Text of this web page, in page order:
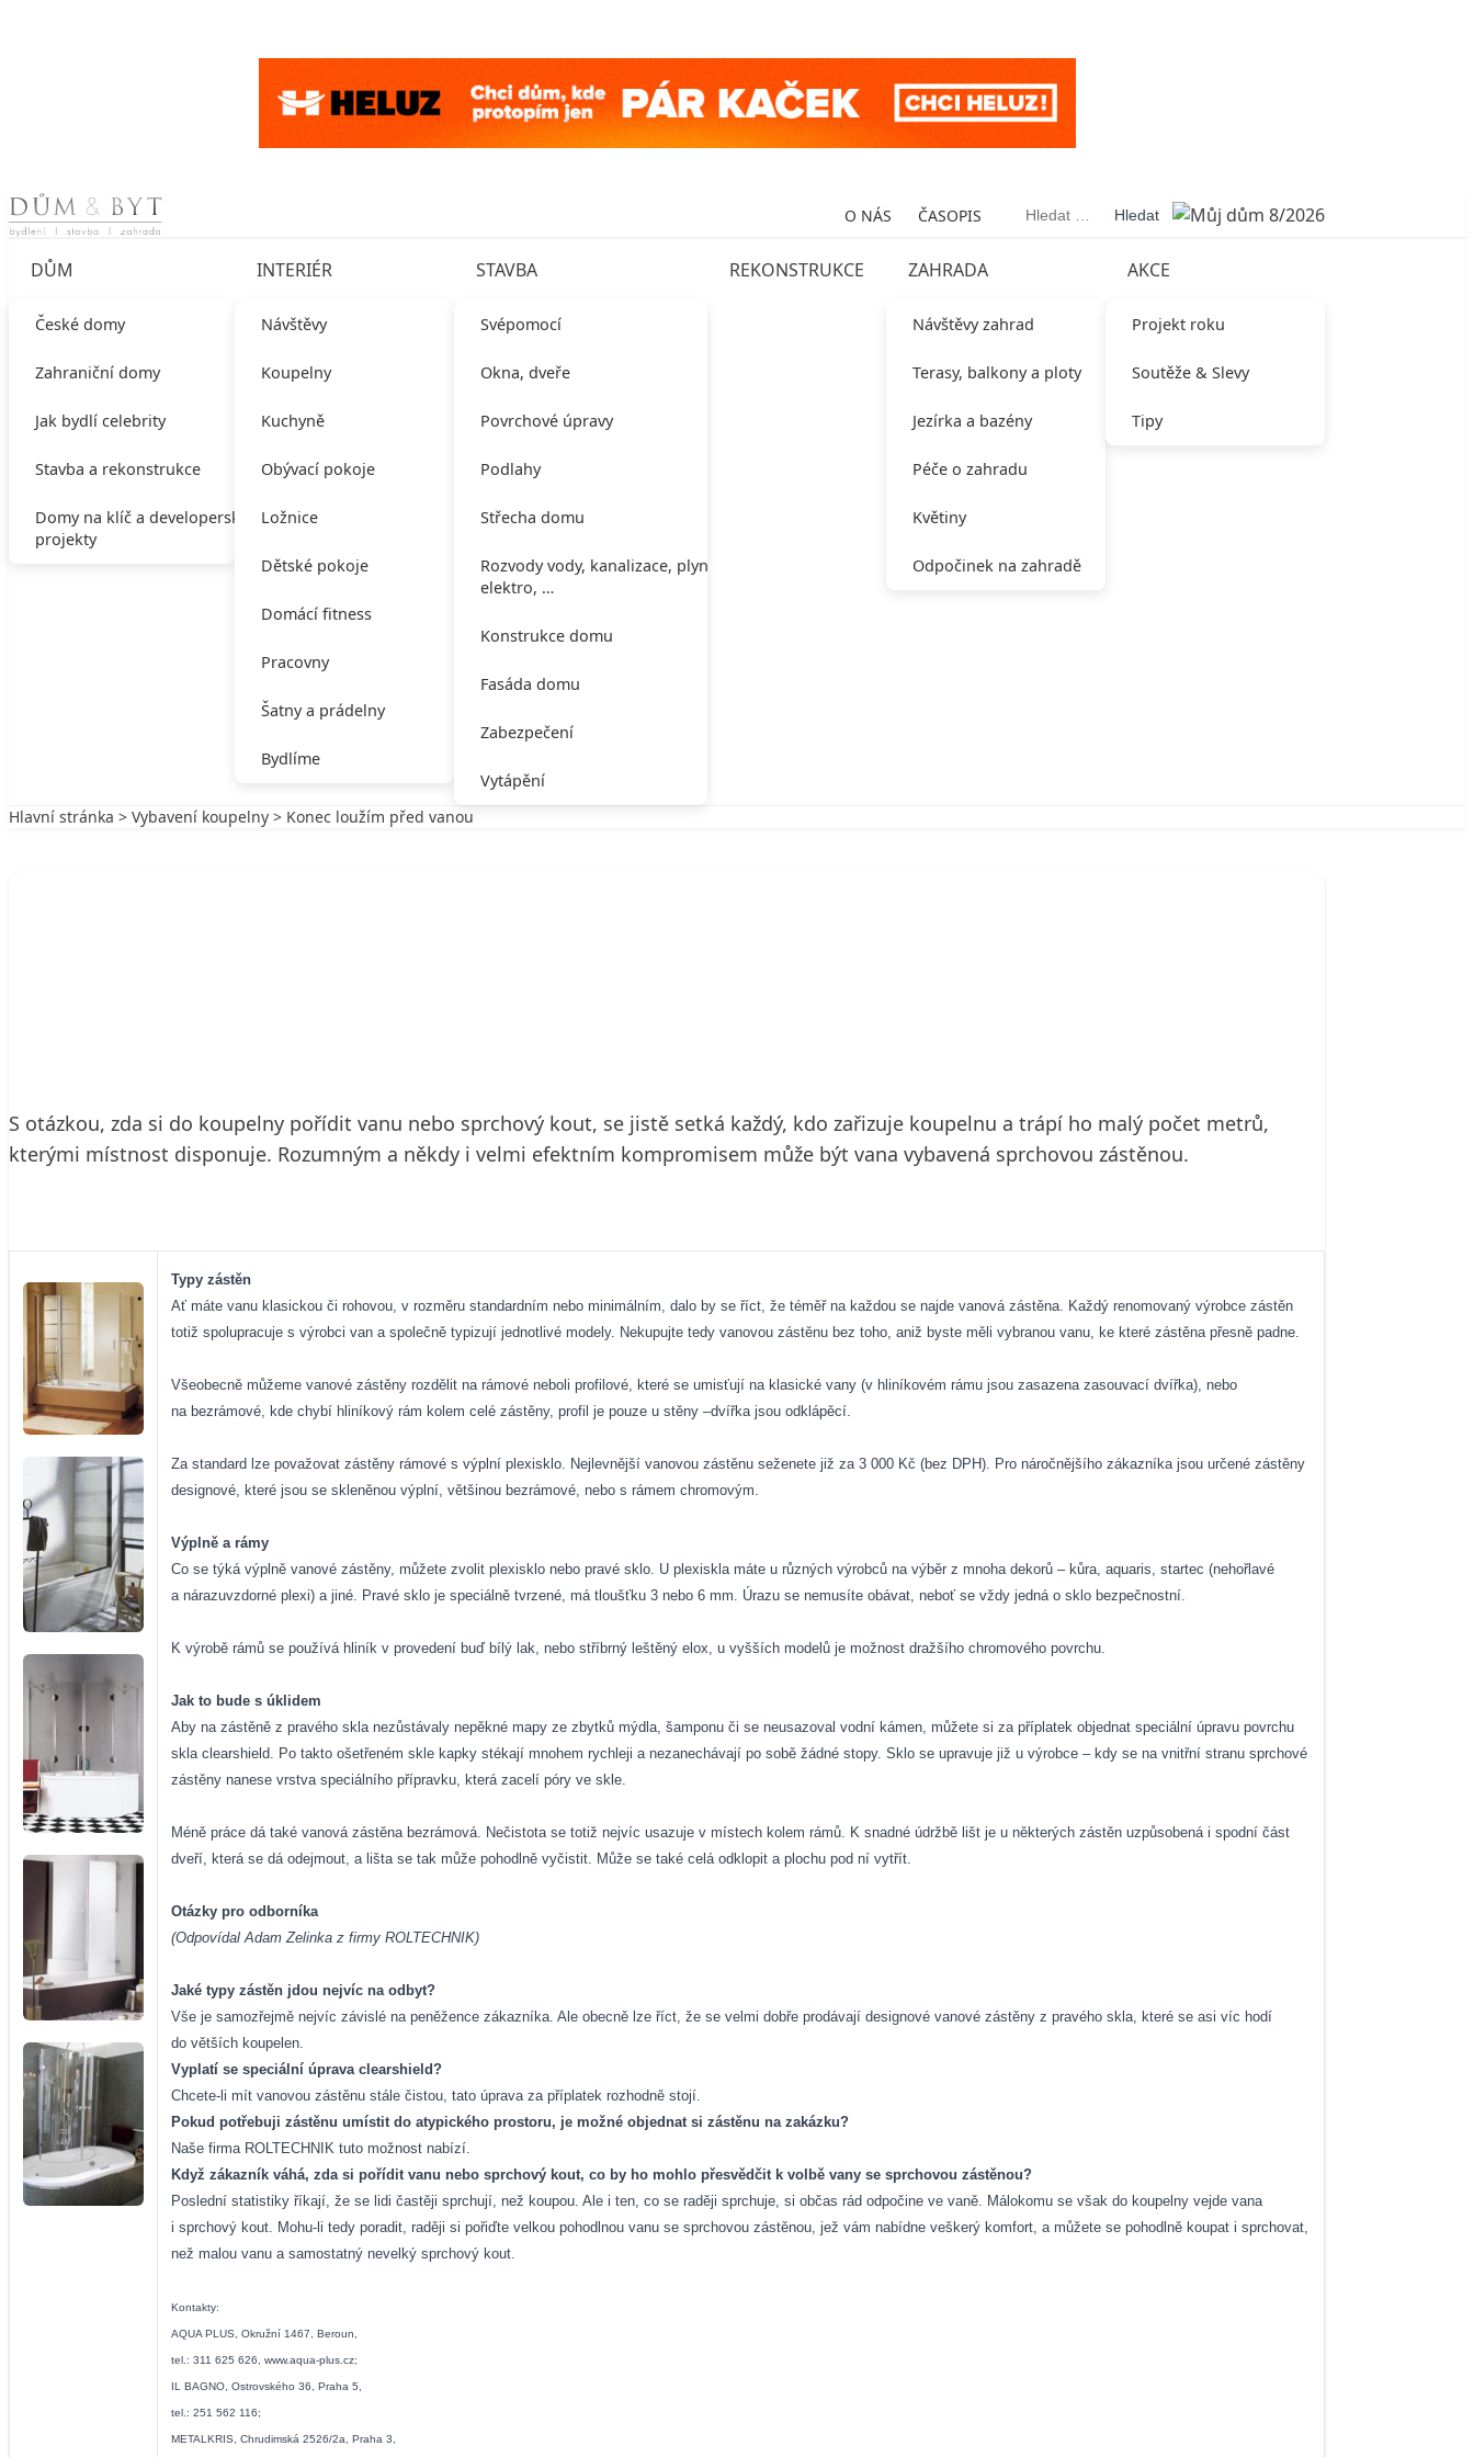
Skip to content O NÁS ČASOPIS Vyhledávání
DŮM
České domy
Zahraniční domy
Jak bydlí celebrity
Stavba a rekonstrukce
Domy na klíč a developerské
projekty
INTERIÉR
Návštěvy
Koupelny
Kuchyně
Obývací pokoje
Ložnice
Dětské pokoje
Domácí fitness
Pracovny
Šatny a prádelny
Bydlíme
STAVBA
Svépomocí
Okna, dveře
Povrchové úpravy
Podlahy
Střecha domu
Rozvody vody, kanalizace, plynu,
elektro, …
Konstrukce domu
Fasáda domu
Zabezpečení
Vytápění
REKONSTRUKCE ZAHRADA
Návštěvy zahrad
Terasy, balkony a ploty
Jezírka a bazény
Péče o zahradu
Květiny
Odpočinek na zahradě
AKCE
Projekt roku
Soutěže & Slevy
Tipy
Hlavní stránka > Vybavení koupelny > Konec loužím před vanou
S otázkou, zda si do koupelny pořídit vanu nebo sprchový kout, se jistě setká každý, kdo zařizuje koupelnu a trápí ho malý počet metrů,
kterými místnost disponuje. Rozumným a někdy i velmi efektním kompromisem může být vana vybavená sprchovou zástěnou.
Typy zástěn
Ať máte vanu klasickou či rohovou, v rozměru standardním nebo minimálním, dalo by se říct, že téměř na každou se najde vanová zástěna. Každý renomovaný výrobce zástěn
totiž spolupracuje s výrobci van a společně typizují jednotlivé modely. Nekupujte tedy vanovou zástěnu bez toho, aniž byste měli vybranou vanu, ke které zástěna přesně padne.
Všeobecně můžeme vanové zástěny rozdělit na rámové neboli profilové, které se umisťují na klasické vany (v hliníkovém rámu jsou zasazena zasouvací dvířka), nebo
na bezrámové, kde chybí hliníkový rám kolem celé zástěny, profil je pouze u stěny –dvířka jsou odklápěcí.
Za standard lze považovat zástěny rámové s výplní plexisklo. Nejlevnější vanovou zástěnu seženete již za 3 000 Kč (bez DPH). Pro náročnějšího zákazníka jsou určené zástěny
designové, které jsou se skleněnou výplní, většinou bezrámové, nebo s rámem chromovým.
Výplně a rámy
Co se týká výplně vanové zástěny, můžete zvolit plexisklo nebo pravé sklo. U plexiskla máte u různých výrobců na výběr z mnoha dekorů – kůra, aquaris, startec (nehořlavé
a nárazuvzdorné plexi) a jiné. Pravé sklo je speciálně tvrzené, má tloušťku 3 nebo 6 mm. Úrazu se nemusíte obávat, neboť se vždy jedná o sklo bezpečnostní.
K výrobě rámů se používá hliník v provedení buď bílý lak, nebo stříbrný leštěný elox, u vyšších modelů je možnost dražšího chromového povrchu.
Jak to bude s úklidem
Aby na zástěně z pravého skla nezůstávaly nepěkné mapy ze zbytků mýdla, šamponu či se neusazoval vodní kámen, můžete si za příplatek objednat speciální úpravu povrchu
skla clearshield. Po takto ošetřeném skle kapky stékají mnohem rychleji a nezanechávají po sobě žádné stopy. Sklo se upravuje již u výrobce – kdy se na vnitřní stranu sprchové
zástěny nanese vrstva speciálního přípravku, která zacelí póry ve skle.
Méně práce dá také vanová zástěna bezrámová. Nečistota se totiž nejvíc usazuje v místech kolem rámů. K snadné údržbě lišt je u některých zástěn uzpůsobená i spodní část
dveří, která se dá odejmout, a lišta se tak může pohodlně vyčistit. Může se také celá odklopit a plochu pod ní vytřít.
Otázky pro odborníka
(Odpovídal Adam Zelinka z firmy ROLTECHNIK)
Jaké typy zástěn jdou nejvíc na odbyt?
Vše je samozřejmě nejvíc závislé na peněžence zákazníka. Ale obecně lze říct, že se velmi dobře prodávají designové vanové zástěny z pravého skla, které se asi víc hodí
do větších koupelen.
Vyplatí se speciální úprava clearshield?
Chcete-li mít vanovou zástěnu stále čistou, tato úprava za příplatek rozhodně stojí.
Pokud potřebuji zástěnu umístit do atypického prostoru, je možné objednat si zástěnu na zakázku?
Naše firma ROLTECHNIK tuto možnost nabízí.
Když zákazník váhá, zda si pořídit vanu nebo sprchový kout, co by ho mohlo přesvědčit k volbě vany se sprchovou zástěnou?
Poslední statistiky říkají, že se lidi častěji sprchují, než koupou. Ale i ten, co se raději sprchuje, si občas rád odpočine ve vaně. Málokomu se však do koupelny vejde vana
i sprchový kout. Mohu-li tedy poradit, raději si pořiďte velkou pohodlnou vanu se sprchovou zástěnou, jež vám nabídne veškerý komfort, a můžete se pohodlně koupat i sprchovat,
než malou vanu a samostatný nevelký sprchový kout.
Kontakty:
AQUA PLUS, Okružní 1467, Beroun,
tel.: 311 625 626, www.aqua-plus.cz;
IL BAGNO, Ostrovského 36, Praha 5,
tel.: 251 562 116;
METALKRIS, Chrudimská 2526/2a, Praha 3,